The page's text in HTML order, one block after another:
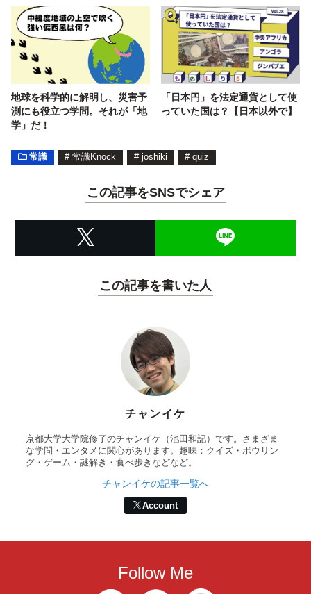
地球を科学的に解明し、災害予
測にも役立つ学問。それが「地
学」だ！
「日本円」を法定通貨として使
っていた国は？【日本以外で】
常識 # 常識Knock # joshiki # quiz
この記事をSNSでシェア
この記事を書いた人
チャンイケ
京都大学大学院修了のチャンイケ（池田和記）です。さまざま
な学問・エンタメに関心があります。趣味：クイズ・ボウリン
グ・ゲーム・謎解き・食べ歩きなどなど。
チャンイケの記事一覧へ
Account
Follow Me